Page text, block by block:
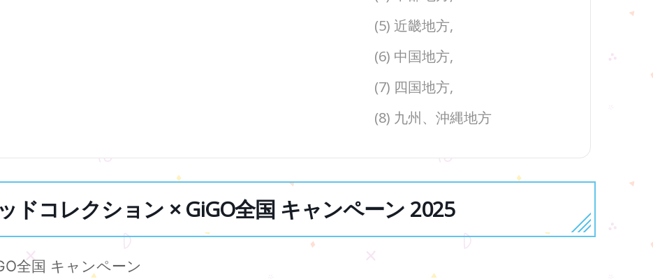
(5) 近畿地方,
(6) 中国地方,
(7) 四国地方,
(8) 九州、沖縄地方
ドコレクション × GiGO全国 キャンペーン 2025
全国 キャンペーン